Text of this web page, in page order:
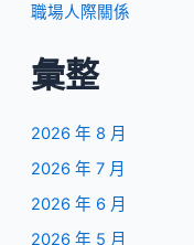
職場人際關係
彙整
2026 年 8 月
2026 年 7 月
2026 年 6 月
2026 年 5 月